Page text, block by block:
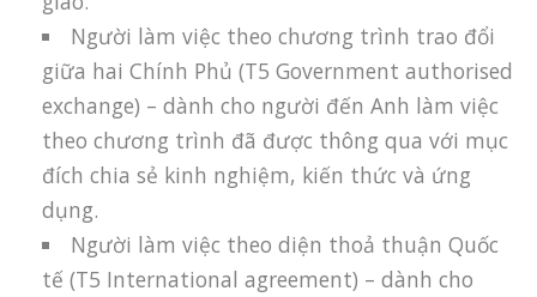
Người làm việc theo chương trình trao đổi
giữa hai Chính Phủ (T5 Government authorised
exchange) – dành cho người đến Anh làm việc
theo chương trình đã được thông qua với mục
đích chia sẻ kinh nghiệm, kiến thức và ứng
dụng.
Người làm việc theo diện thoả thuận Quốc
tế (T5 International agreement) – dành cho